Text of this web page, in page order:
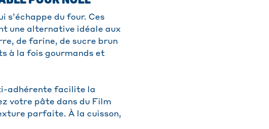
s’échappe du four. Ces
une alternative idéale aux
de farine, de sucre brun
à la fois gourmands et
adhérente facilite la
votre pâte dans du Film
parfaite. À la cuisson,